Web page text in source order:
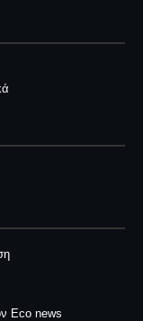
Eco news